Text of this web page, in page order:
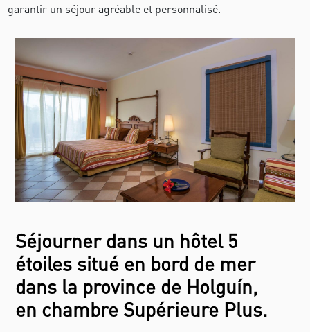
garantir un séjour agréable et personnalisé.
Séjourner dans un hôtel 5
étoiles situé en bord de mer
dans la province de Holguín,
en chambre Supérieure Plus.